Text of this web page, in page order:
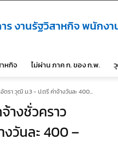
ร งานรัฐวิสาหกิจ พนักง
หกิจ ไม่ผ่าน ภาค ก. ของ ก.พ.
ตรา วุฒิ ม.3 - ป.ตรี ค่าจ้างวันละ 400...
างชั่วคราว
งวันละ 400 –